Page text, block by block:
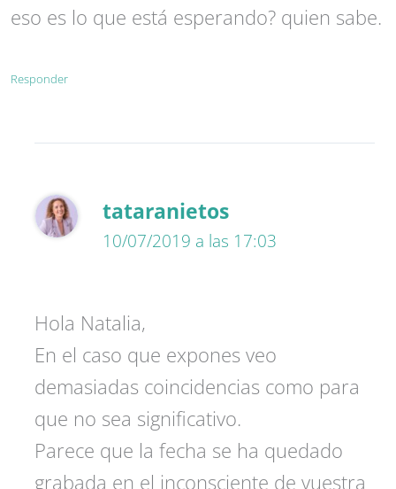
eso es lo que está esperando? quien sabe.
Responder
tataranietos
10/07/2019 a las 17:03
Hola Natalia,
En el caso que expones veo
demasiadas coincidencias como para
que no sea significativo.
Parece que la fecha se ha quedado
grabada en el inconsciente de vuestra